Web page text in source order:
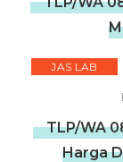
JAS LAB
TLP/WA
Harga